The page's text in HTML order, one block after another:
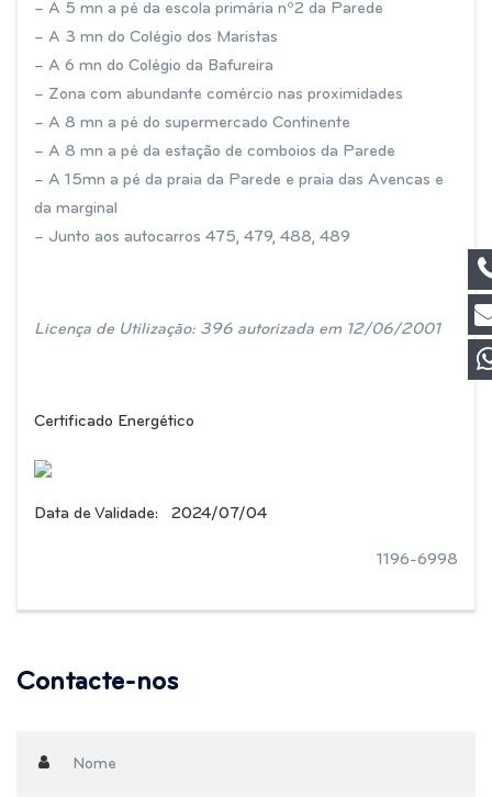
– A 5 mn a pé da escola primária nº2 da Parede
– A 3 mn do Colégio dos Maristas
– A 6 mn do Colégio da Bafureira
– Zona com abundante comércio nas proximidades
– A 8 mn a pé do supermercado Continente
– A 8 mn a pé da estação de comboios da Parede
– A 15mn a pé da praia da Parede e praia das Avencas e
da marginal
– Junto aos autocarros 475, 479, 488, 489
Licença de Utilização: 396 autorizada em 12/06/2001
Certificado Energético
Data de Validade: 2024/07/04
1196-6998
Contacte-nos